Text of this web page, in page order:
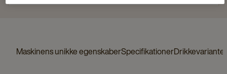
Maskinens unikke egenskaberSpecifikationerDrikkevarianter